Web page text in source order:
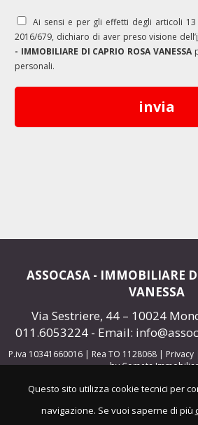
Questo sito utilizza cookie tecnici per
navigazione. Se vuoi saperne di più
Ai sensi e per gli effetti degli articoli 13
2016/679, dichiaro di aver preso visione dell’
- IMMOBILIARE DI CAPRIO ROSA VANESSA
personali.
ASSOCASA - IMMOBILIARE
VANESSA
Via Sestriere, 44 – 10024
011.6053224 - Email:
P.iva 10341660016 | Rea TO 1128068 | Privacy
by Cometa